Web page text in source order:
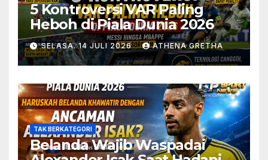
5 Kontroversi VAR Paling
Heboh di Piala Dunia 2026
SELASA. 14 JULI 2026 ATHENA GRETHA
TAK BERKATEGORI
Belanda Wajib Waspadai